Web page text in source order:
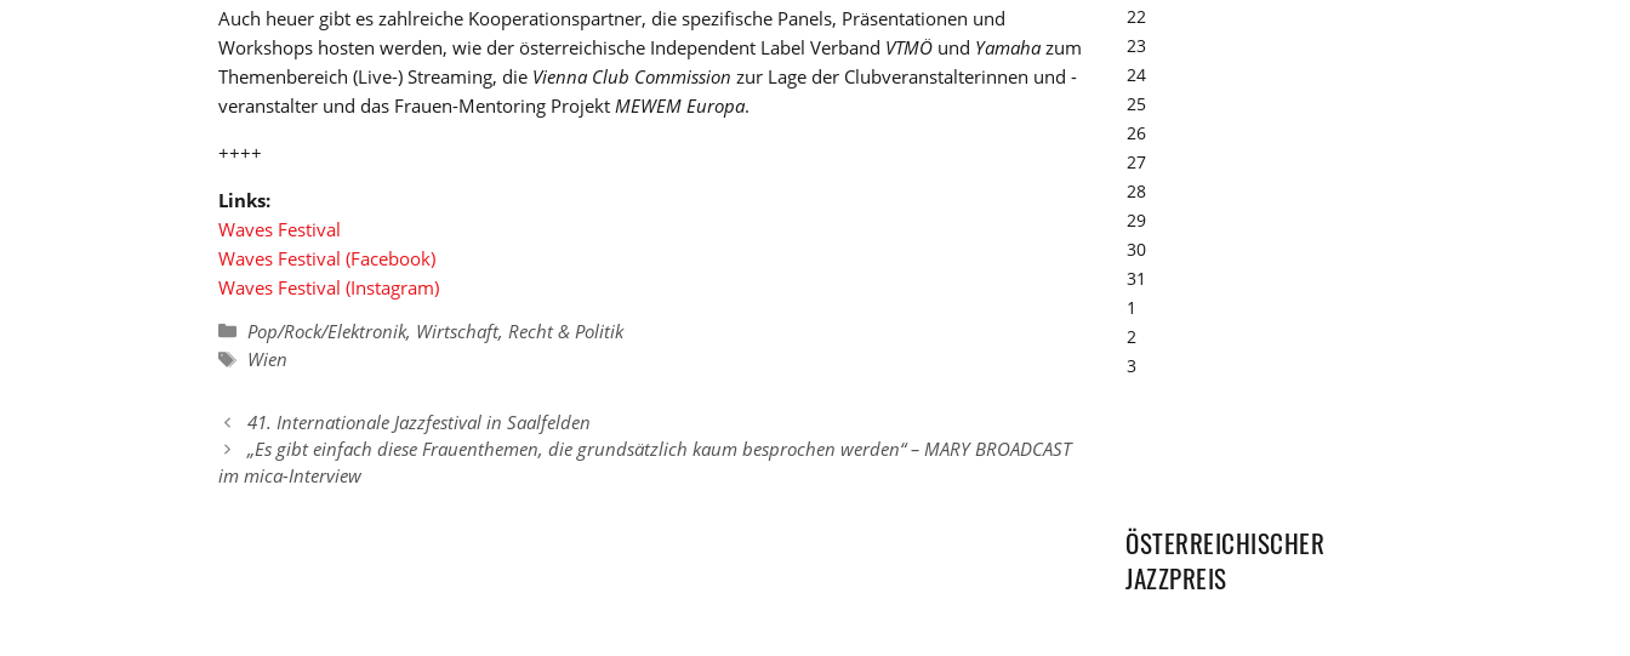
Auch heuer gibt es zahlreiche Kooperationspartner, die spezifische Panels, Präsentationen und
Workshops hosten werden, wie der österreichische Independent Label Verband VTMÖ und Yamaha zum
Themenbereich (Live-) Streaming, die Vienna Club Commission zur Lage der Clubveranstalterinnen und -
veranstalter und das Frauen-Mentoring Projekt MEWEM Europa.
++++
Links:
Waves Festival
Waves Festival (Facebook)
Waves Festival (Instagram)
Kategorien
Pop/Rock/Elektronik, Wirtschaft, Recht & Politik
Schlagwörter
Wien
41. Internationale Jazzfestival in Saalfelden
„Es gibt einfach diese Frauenthemen, die grundsätzlich kaum besprochen werden“ – MARY BROADCAST
im mica-Interview
22
23
24
25
26
27
28
29
30
31
1
2
3
ÖSTERREICHISCHER
JAZZPREIS